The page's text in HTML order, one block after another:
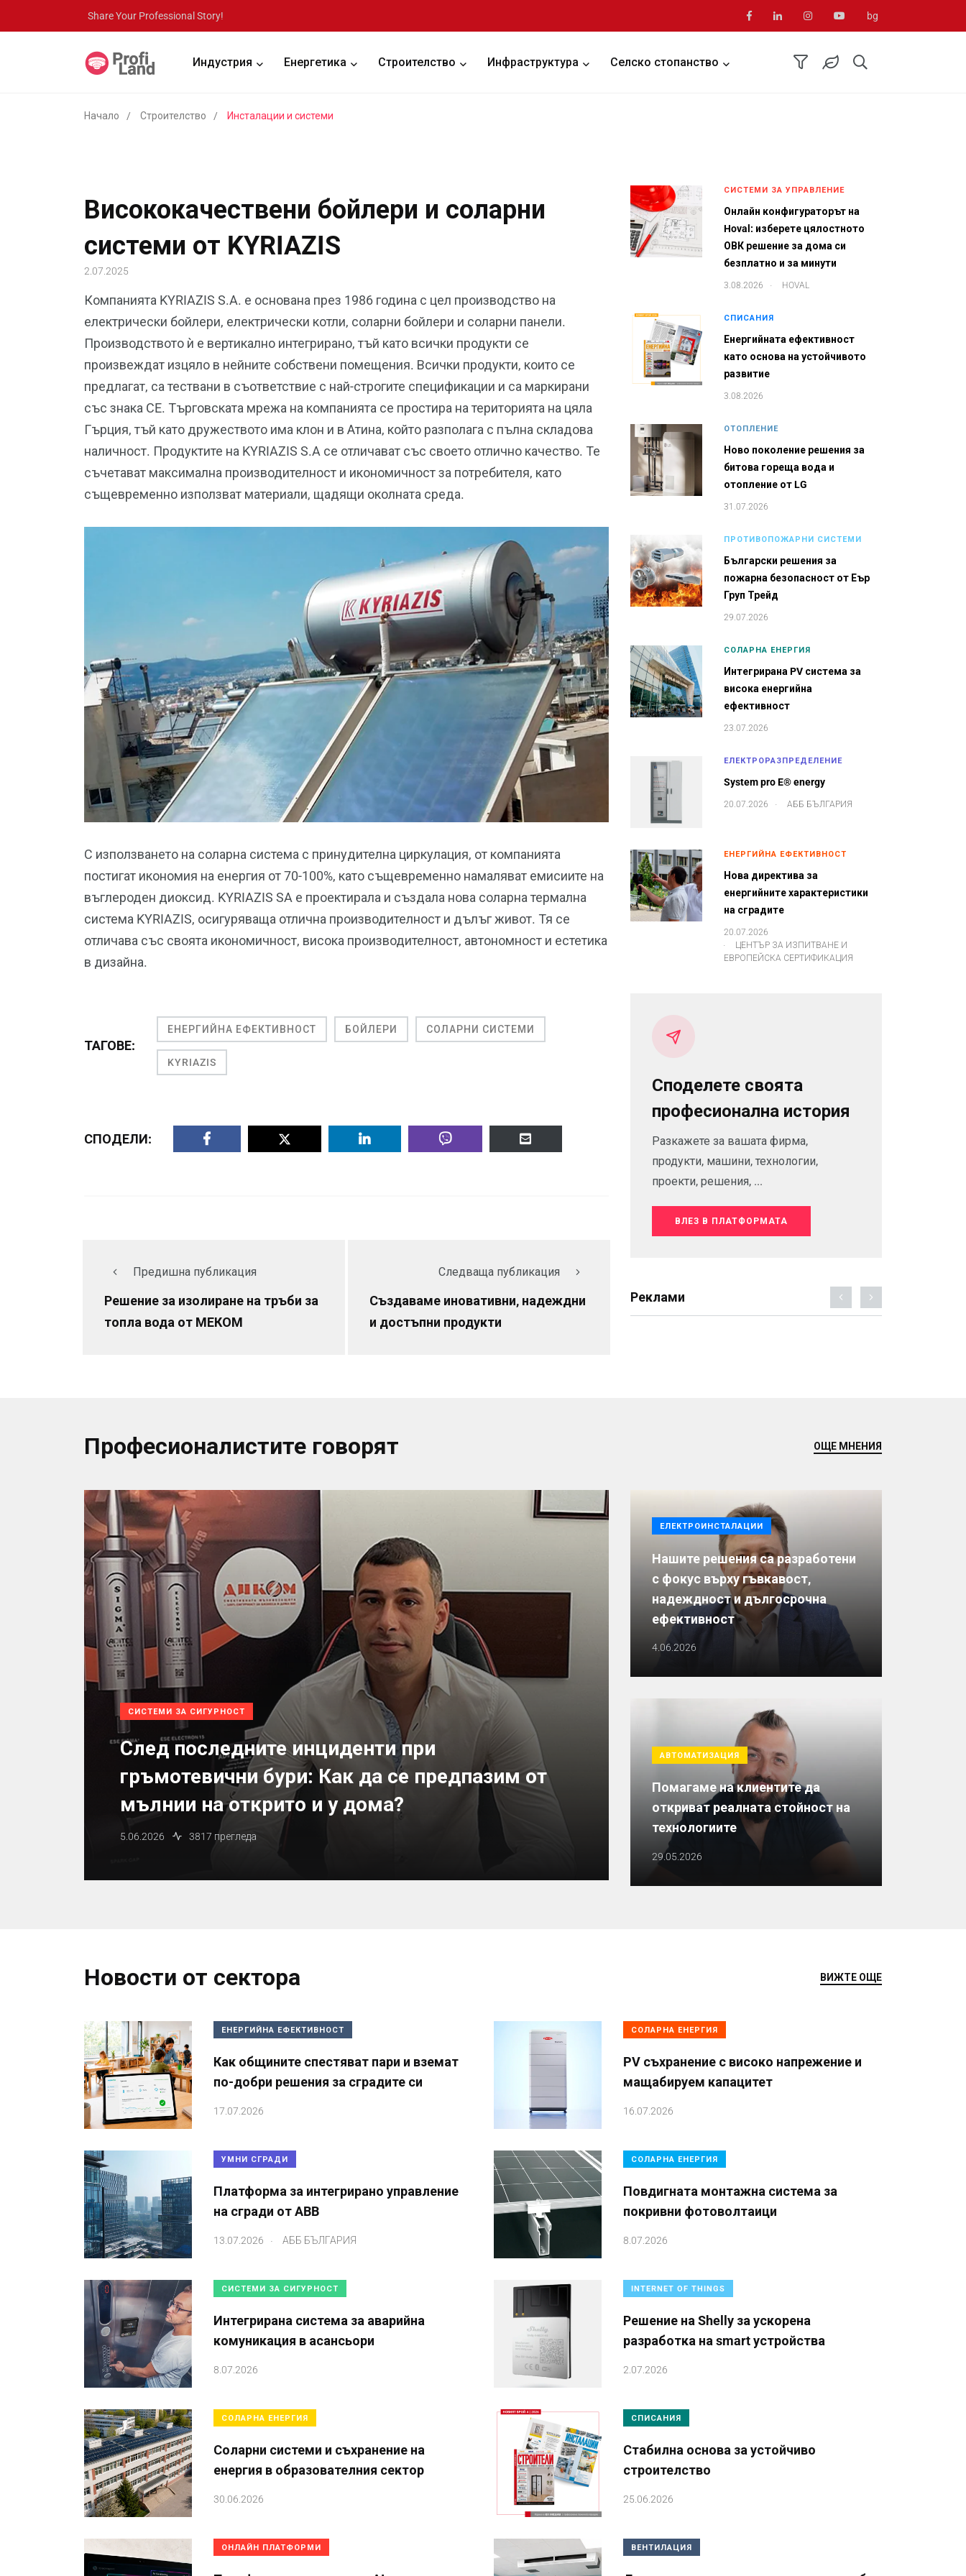
Share Your Professional Story! bg
Индустрия Енергетика Строителство Инфраструктура Селско стопанство
Начало Строителство Инсталации и системи
Висококачествени бойлери и соларни
системи от KYRIAZIS
2.07.2025
Компанията KYRIAZIS S.A. е основана през 1986 година с цел производство на
електрически бойлери, електрически котли, соларни бойлери и соларни панели.
Производството ѝ е вертикално интегрирано, тъй като всички продукти се
произвеждат изцяло в нейните собствени помещения. Всички продукти, които се
предлагат, са тествани в съответствие с най-строгите спецификации и са маркирани
със знака CE. Търговската мрежа на компанията се простира на територията на цяла
Гърция, тъй като дружеството има клон и в Атина, който разполага с пълна складова
наличност. Продуктите на KYRIAZIS S.A се отличават със своето отлично качество. Те
съчетават максимална производителност и икономичност за потребителя, като
същевременно използват материали, щадящи околната среда.
С използването на соларна система с принудителна циркулация, от компанията
постигат икономия на енергия от 70-100%, като същевременно намаляват емисиите на
въглероден диоксид. KYRIAZIS SA е проектирала и създала нова соларна термална
система KYRIAZIS, осигуряваща отлична производителност и дълъг живот. Тя се
отличава със своята икономичност, висока производителност, автономност и естетика
в дизайна.
ТАГОВЕ:
ЕНЕРГИЙНА ЕФЕКТИВНОСТ БОЙЛЕРИ СОЛАРНИ СИСТЕМИ
KYRIAZIS
СПОДЕЛИ:
Предишна публикация
Решение за изолиране на тръби за
топла вода от МЕКОМ
Следваща публикация
Създаваме иновативни, надеждни
и достъпни продукти
СИСТЕМИ ЗА УПРАВЛЕНИЕ
Онлайн конфигураторът на
Hoval: изберете цялостното
ОВК решение за дома си
безплатно и за минути
3.08.2026 . HOVAL
СПИСАНИЯ
Енергийната ефективност
като основа на устойчивото
развитие
3.08.2026
ОТОПЛЕНИЕ
Ново поколение решения за
битова гореща вода и
отопление от LG
31.07.2026
ПРОТИВОПОЖАРНИ СИСТЕМИ
Български решения за
пожарна безопасност от Еър
Груп Трейд
29.07.2026
СОЛАРНА ЕНЕРГИЯ
Интегрирана PV система за
висока енергийна
ефективност
23.07.2026
ЕЛЕКТРОРАЗПРЕДЕЛЕНИЕ
System pro E® energy
20.07.2026 . АББ БЪЛГАРИЯ
ЕНЕРГИЙНА ЕФЕКТИВНОСТ
Нова директива за
енергийните характеристики
на сградите
20.07.2026
.
ЦЕНТЪР ЗА ИЗПИТВАНЕ И
ЕВРОПЕЙСКА СЕРТИФИКАЦИЯ
Споделете своята
професионална история
Разкажете за вашата фирма,
продукти, машини, технологии,
проекти, решения, ...
ВЛЕЗ В ПЛАТФОРМАТА
Реклами
Професионалистите говорят ОЩЕ МНЕНИЯ
СИСТЕМИ ЗА СИГУРНОСТ
След последните инциденти при
гръмотевични бури: Как да се предпазим от
мълнии на открито и у дома?
5.06.2026 3817 прегледа
ЕЛЕКТРОИНСТАЛАЦИИ
Нашите решения са разработени
с фокус върху гъвкавост,
надеждност и дългосрочна
ефективност
4.06.2026
АВТОМАТИЗАЦИЯ
Помагаме на клиентите да
откриват реалната стойност на
технологиите
29.05.2026
Новости от сектора ВИЖТЕ ОЩЕ
ЕНЕРГИЙНА ЕФЕКТИВНОСТ
Как общините спестяват пари и вземат
по-добри решения за сградите си
17.07.2026
СОЛАРНА ЕНЕРГИЯ
PV съхранение с високо напрежение и
мащабируем капацитет
16.07.2026
УМНИ СГРАДИ
Платформа за интегрирано управление
на сгради от ABB
13.07.2026 АББ БЪЛГАРИЯ
СОЛАРНА ЕНЕРГИЯ
Повдигната монтажна система за
покривни фотоволтаици
8.07.2026
СИСТЕМИ ЗА СИГУРНОСТ
Интегрирана система за аварийна
комуникация в асансьори
8.07.2026
INTERNET OF THINGS
Решение на Shelly за ускорена
разработка на smart устройства
2.07.2026
СОЛАРНА ЕНЕРГИЯ
Соларни системи и съхранение на
енергия в образователния сектор
30.06.2026
СПИСАНИЯ
Стабилна основа за устойчиво
строителство
25.06.2026
ОНЛАЙН ПЛАТФОРМИ ВЕНТИЛАЦИЯ